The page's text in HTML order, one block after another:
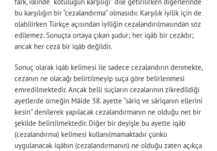
bu karşılığın bir “cezalandırma” olmasıdır. Karşılık iyilik için de
olabilirken Türkçe açısından iyiliğin cezalandırılmasından söz
edilemez. Sonuçta ortaya çıkan şudur; her iqâb bir cezâdır;
ancak her cezâ bir iqâb değildir.
Sonuç olarak iqâb kelimesi ile sadece cezalandırın denmekte,
cezanın ne olacağı belirtilmeyip suça göre belirlenmesi
emredilmektedir. Ancak belli suçların cezalarının zikredildiği
ayetlerde örneğin Mâide 38. ayette “sâriq ve sâriqanın ellerini
kesin” denilerek yapılacak cezalandırmanın ne olduğu net bir
şekilde belirtilmektedir. Diğer bir deyişle bu ayette iqâb
(cezalandırma) kelimesi kullanılmamaktadır çünkü
uygulanacak iqâbın (cezalandırmanın) ne olduğu zaten açıkça